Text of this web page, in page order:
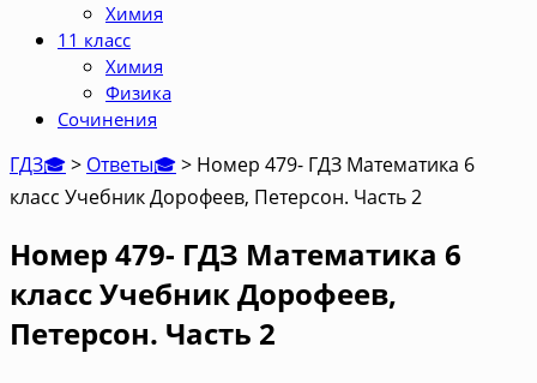
Химия
11 класс
Химия
Физика
Сочинения
ГДЗ🎓> Ответы🎓> Номер 479- ГДЗ Математика 6
класс Учебник Дорофеев, Петерсон. Часть 2
Номер 479- ГДЗ Математика 6
класс Учебник Дорофеев,
Петерсон. Часть 2